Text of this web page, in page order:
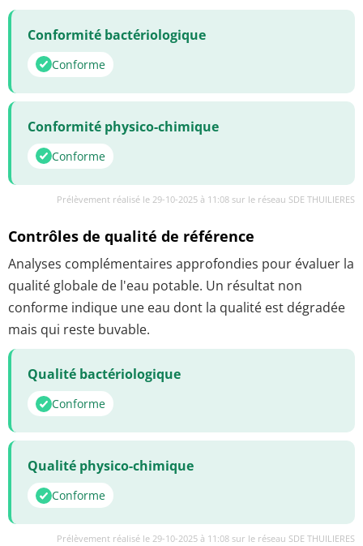
Conformité bactériologique
Conforme
Conformité physico-chimique
Conforme
Prélèvement réalisé le 29-10-2025 à 11:08 sur le réseau SDE THUILIERES
Contrôles de qualité de référence
Analyses complémentaires approfondies pour évaluer la
qualité globale de l'eau potable. Un résultat non
conforme indique une eau dont la qualité est dégradée
mais qui reste buvable.
Qualité bactériologique
Conforme
Qualité physico-chimique
Conforme
Prélèvement réalisé le 29-10-2025 à 11:08 sur le réseau SDE THUILIERES